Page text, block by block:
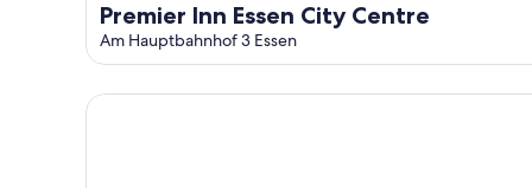
Premier Inn Essen City Centre
Am Hauptbahnhof 3 Essen
StayBaran XL - 6 Betten I 3 Schlafzimmer I Parkplatz I